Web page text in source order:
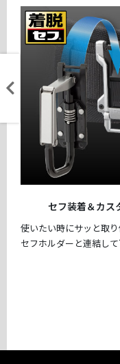
セフ装着＆カス
使いたい時にサッと取
セフホルダーと連結し